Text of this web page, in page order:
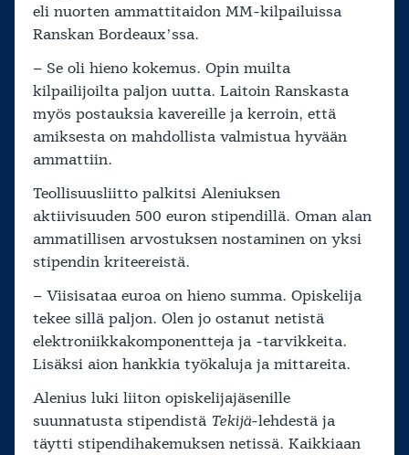
eli nuorten ammattitaidon MM-kilpailuissa
Ranskan Bordeaux’ssa.
– Se oli hieno kokemus. Opin muilta
kilpailijoilta paljon uutta. Laitoin Ranskasta
myös postauksia kavereille ja kerroin, että
amiksesta on mahdollista valmistua hyvään
ammattiin.
Teollisuusliitto palkitsi Aleniuksen
aktiivisuuden 500 euron stipendillä. Oman alan
ammatillisen arvostuksen nostaminen on yksi
stipendin kriteereistä.
– Viisisataa euroa on hieno summa. Opiskelija
tekee sillä paljon. Olen jo ostanut netistä
elektroniikkakomponentteja ja -tarvikkeita.
Lisäksi aion hankkia työkaluja ja mittareita.
Alenius luki liiton opiskelijajäsenille
suunnatusta stipendistä Tekijä-lehdestä ja
täytti stipendihakemuksen netissä. Kaikkiaan